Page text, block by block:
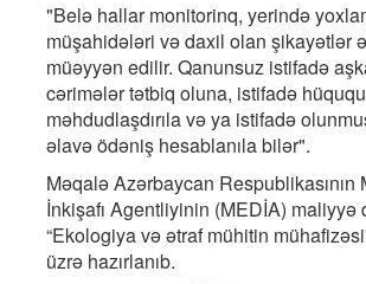
"Belə hallar monitorinq, yerində
müşahidələri və daxil olan şikayətlər
müəyyən edilir. Qanunsuz istifadə
cərimələr tətbiq oluna, istifadə hüququ
məhdudlaşdırıla və ya istifadə
əlavə ödəniş hesablanıla bilər".
Məqalə Azərbaycan Respublikasının
İnkişafı Agentliyinin (MEDİA) maliyyə
“Ekologiya və ətraf mühitin
üzrə hazırlanıb.